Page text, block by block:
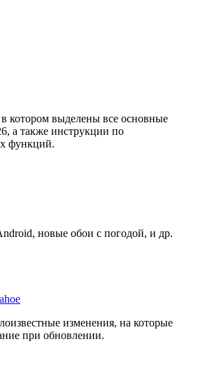
котором выделены все основные
а также инструкции по
функций.
новые обои с погодой, и др.
изменения, на которые
при обновлении.